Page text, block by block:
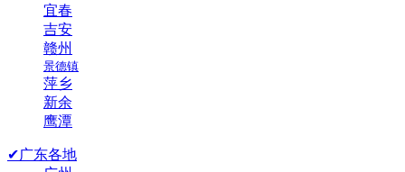
宜春
吉安
赣州
景德镇
萍乡
新余
鹰潭
✔广东各地